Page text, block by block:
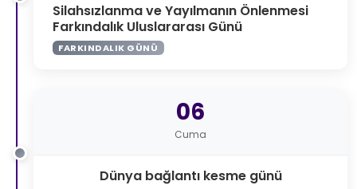
Silahsızlanma ve Yayılmanın Önlenmesi
Farkındalık Uluslararası Günü
FARKINDALIK GÜNÜ
06
Cuma
Dünya bağlantı kesme günü